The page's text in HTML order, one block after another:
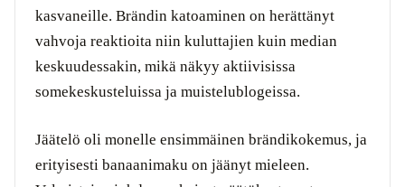
kasvaneille. Brändin katoaminen on herättänyt
vahvoja reaktioita niin kuluttajien kuin median
keskuudessakin, mikä näkyy aktiivisissa
somekeskusteluissa ja muistelublogeissa.
Jäätelö oli monelle ensimmäinen brändikokemus, ja
erityisesti banaanimaku on jäänyt mieleen.